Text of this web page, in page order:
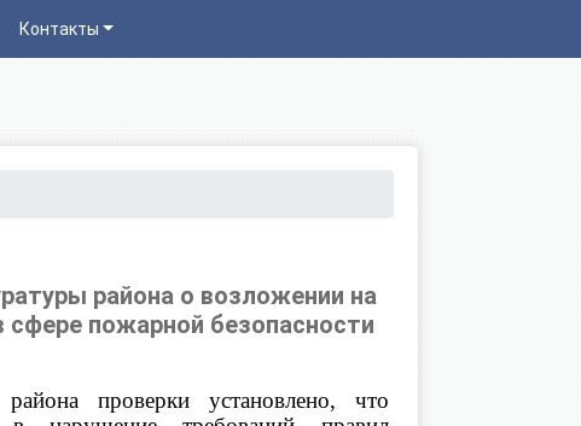
Контакты
района о возложении на
сфере пожарной безопасности
проверки установлено, что